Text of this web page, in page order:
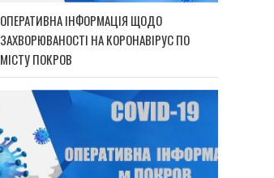
ОПЕРАТИВНА ІНФОРМАЦІЯ ЩОДО
ЗАХВОРЮВАНОСТІ НА КОРОНАВІРУС ПО
МІСТУ ПОКРОВ